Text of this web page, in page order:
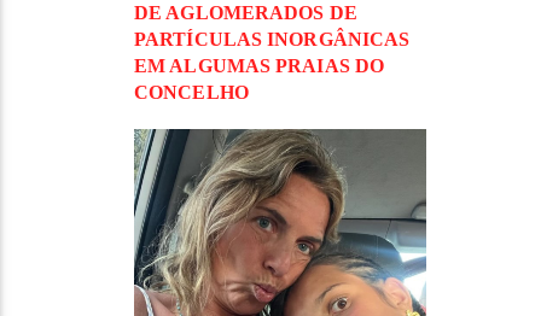
DE AGLOMERADOS DE
PARTÍCULAS INORGÂNICAS
EM ALGUMAS PRAIAS DO
CONCELHO